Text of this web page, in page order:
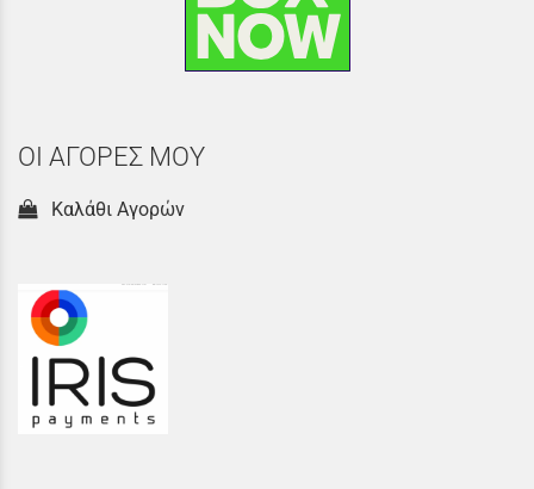
ΟΙ ΑΓΟΡΕΣ ΜΟΥ
Καλάθι Αγορών